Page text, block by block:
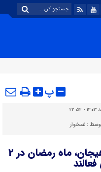
پ
:غمخوار
مراکز انتقال خون رشت و لاهیجان، ماه رمضان در ۲